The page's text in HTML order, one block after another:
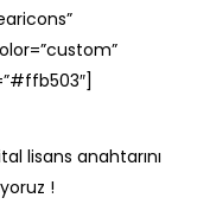
lisans anahtarını
!